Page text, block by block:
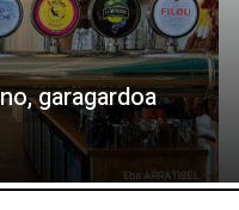
garagardoa